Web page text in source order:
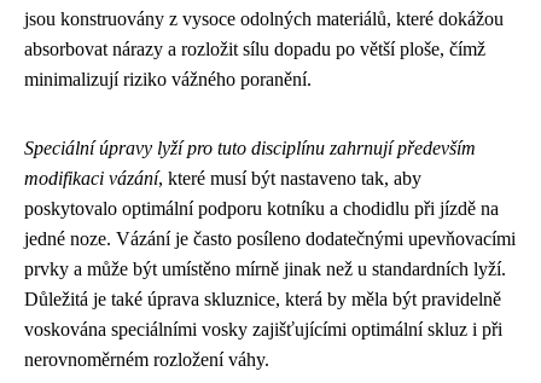
jsou konstruovány z vysoce odolných materiálů, které dokážou
absorbovat nárazy a rozložit sílu dopadu po větší ploše, čímž
minimalizují riziko vážného poranění.
Speciální úpravy lyží pro tuto disciplínu zahrnují především
modifikaci vázání, které musí být nastaveno tak, aby
poskytovalo optimální podporu kotníku a chodidlu při jízdě na
jedné noze. Vázání je často posíleno dodatečnými upevňovacími
prvky a může být umístěno mírně jinak než u standardních lyží.
Důležitá je také úprava skluznice, která by měla být pravidelně
voskována speciálními vosky zajišťujícími optimální skluz i při
nerovnoměrném rozložení váhy.